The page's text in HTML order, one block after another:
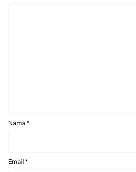
Nama *
Email *